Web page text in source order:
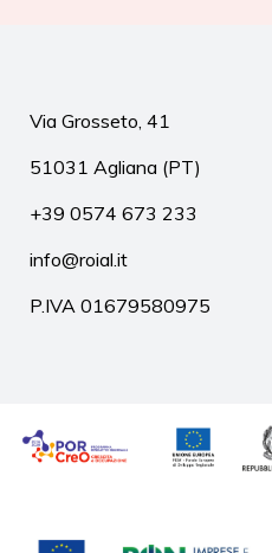
Via Grosseto, 41
51031 Agliana (PT)
+39 0574 673 233
info@roial.it
P.IVA 01679580975